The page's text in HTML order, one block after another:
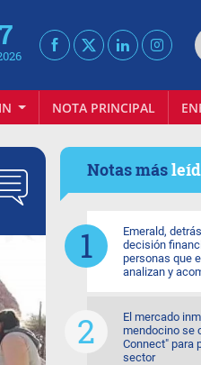
NOTA PRINCIPAL
Notas más
Emerald,
decisión
personas que
analizan y
El mercado
mendocino se
Connect" para
sector